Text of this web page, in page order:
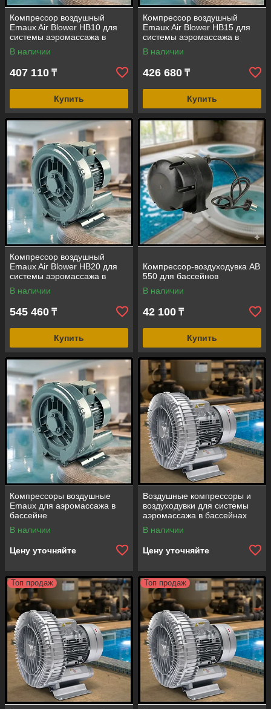
Компрессор воздушный
Emaux Air Blower HB10 для
системы аэромассажа в
бассейне (мощность=2,4 м3/
мин, 0,75 кВт)
В наличии
407 110 ₸
Купить
Компрессор воздушный
Emaux Air Blower HB15 для
системы аэромассажа в
бассейне (мощность=2,4 м3/
мин, 1,1 кВт)
В наличии
426 680 ₸
Купить
Компрессор воздушный
Emaux Air Blower HB20 для
системы аэромассажа в
бассейне (мощность=3,6 м3/
мин, 1,5 кВт)
В наличии
545 460 ₸
Купить
Компрессор-воздуходувка AB
550 для бассейнов
В наличии
42 100 ₸
Купить
Компрессоры воздушные
Emaux для аэромассажа в
бассейне
В наличии
Цену уточняйте
Воздушные компрессоры и
воздуходувки для системы
аэромассажа в бассейнах
В наличии
Цену уточняйте
Топ продаж Топ продаж